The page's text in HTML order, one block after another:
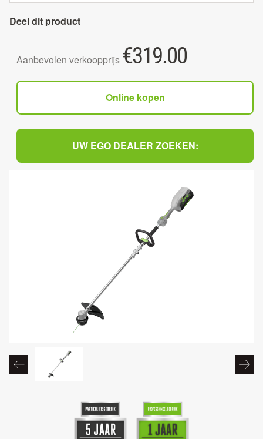
Deel dit product
Aanbevolen verkoopprijs €319.00
Online kopen
UW EGO DEALER ZOEKEN: